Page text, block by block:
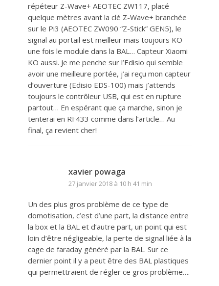
répéteur Z-Wave+ AEOTEC ZW117, placé
quelque mètres avant la clé Z-Wave+ branchée
sur le Pi3 (AEOTEC ZW090 “Z-Stick” GEN5), le
signal au portail est meilleur mais toujours KO
une fois le module dans la BAL… Capteur Xiaomi
KO aussi. Je me penche sur l’Edisio qui semble
avoir une meilleure portée, j’ai reçu mon capteur
d’ouverture (Edisio EDS-100) mais j’attends
toujours le contrôleur USB, qui est en rupture
partout… En espérant que ça marche, sinon je
tenterai en RF433 comme dans l’article… Au
final, ça revient cher!
xavier powaga
27 janvier 2018 à 10 h 41 min
Un des plus gros problème de ce type de
domotisation, c’est d’une part, la distance entre
la box et la BAL et d’autre part, un point qui est
loin d’être négligeable, la perte de signal liée à la
cage de faraday généré par la BAL. Sur ce
dernier point il y a peut être des BAL plastiques
qui permettraient de régler ce gros problème….